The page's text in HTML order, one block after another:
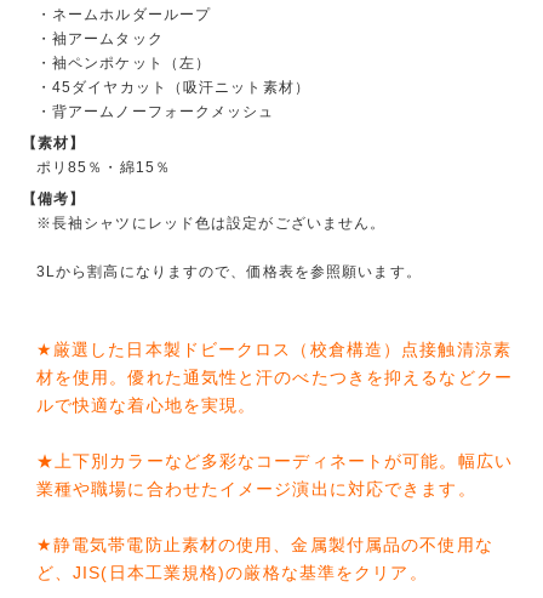
・ネームホルダーループ
・袖アームタック
・袖ペンポケット（左）
・45ダイヤカット（吸汗ニット素材）
・背アームノーフォークメッシュ
【素材】
ポリ85％・綿15％
【備考】
※長袖シャツにレッド色は設定がございません。
3Lから割高になりますので、価格表を参照願います。
★厳選した日本製ドビークロス（校倉構造）点接触清涼素
材を使用。優れた通気性と汗のべたつきを抑えるなどクー
ルで快適な着心地を実現。
★上下別カラーなど多彩なコーディネートが可能。幅広い
業種や職場に合わせたイメージ演出に対応できます。
★静電気帯電防止素材の使用、金属製付属品の不使用な
ど、JIS(日本工業規格)の厳格な基準をクリア。